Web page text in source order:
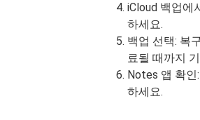
iCloud 백업에
하세요.
백업 선택: 복
료될 때까지
Notes 앱 확
하세요.